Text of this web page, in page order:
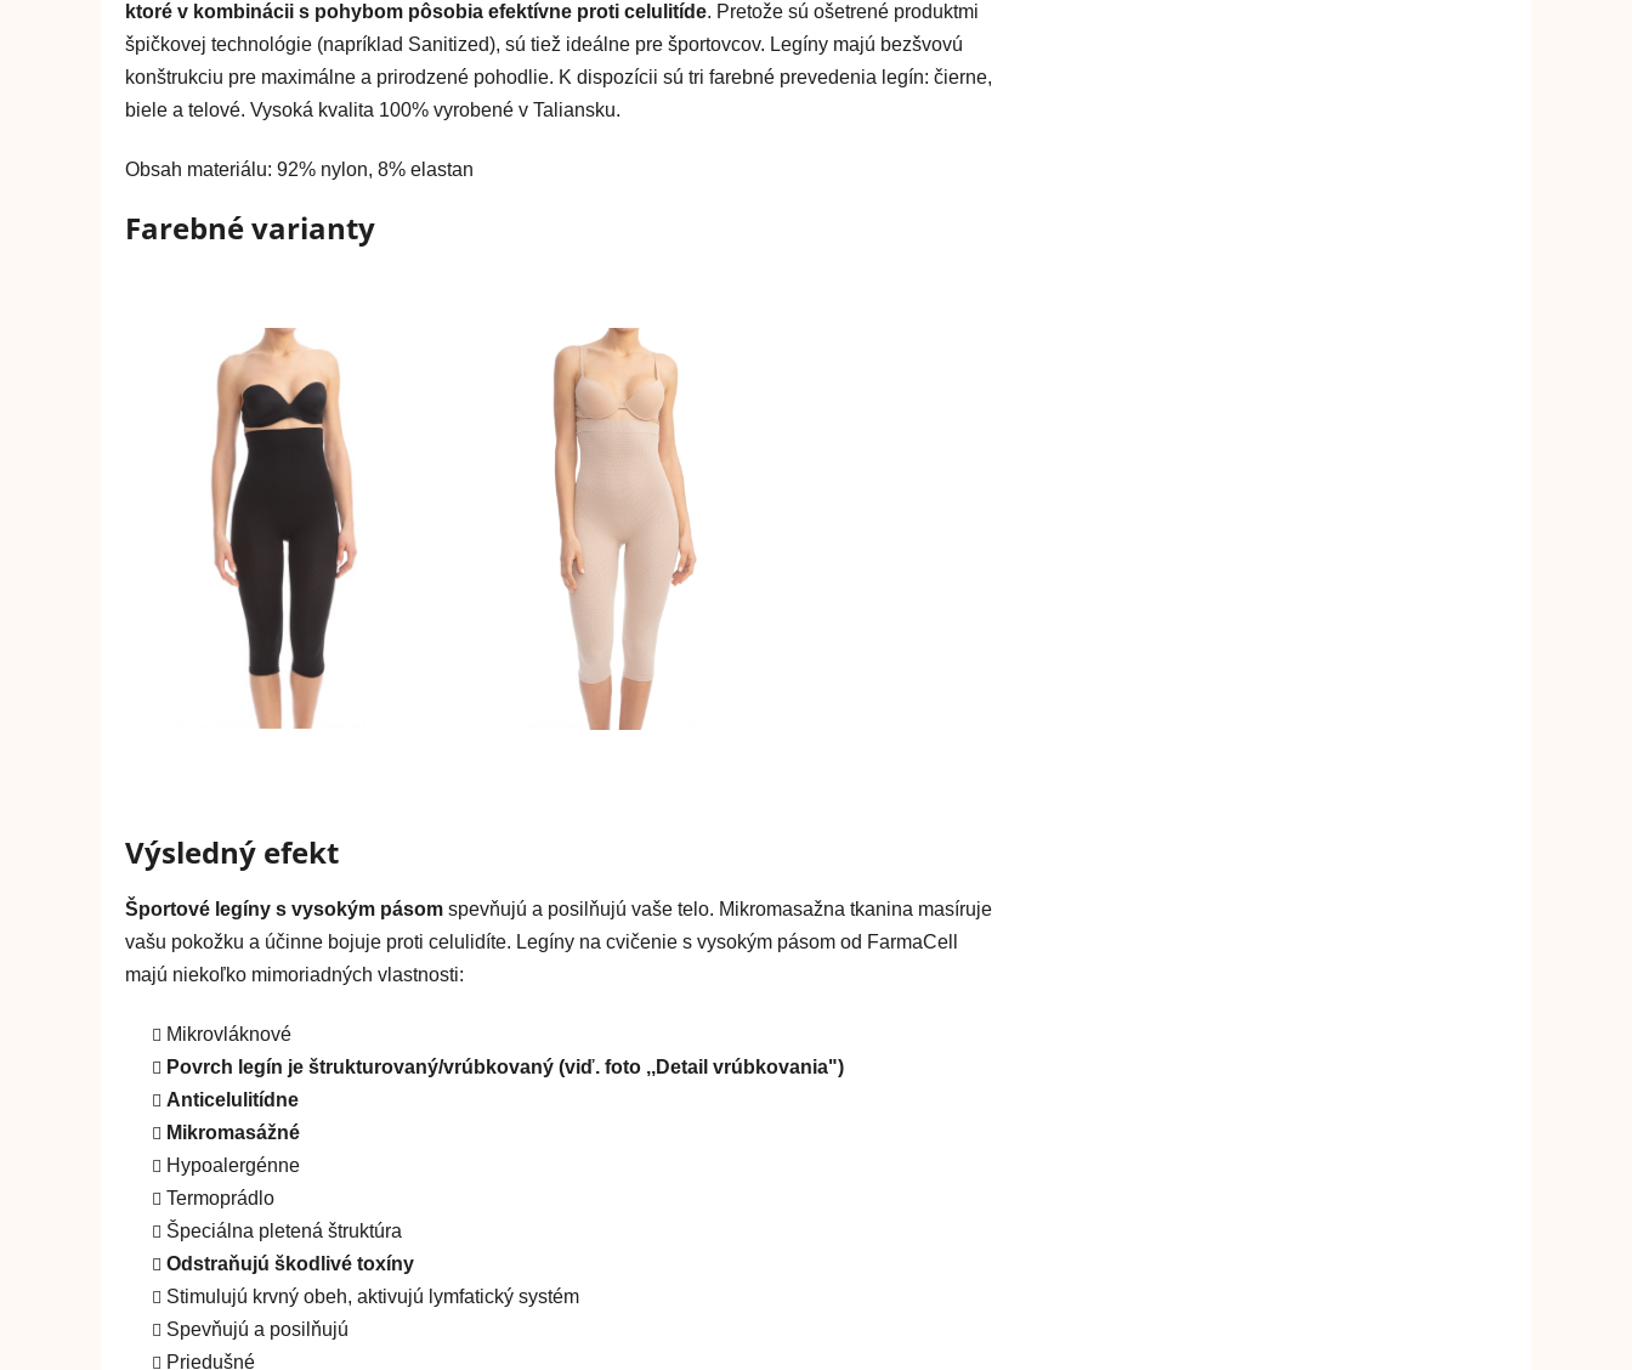
ktoré v kombinácii s pohybom pôsobia efektívne proti celulitíde. Pretože sú ošetrené produktmi
špičkovej technológie (napríklad Sanitized), sú tiež ideálne pre športovcov. Legíny majú bezšvovú
konštrukciu pre maximálne a prirodzené pohodlie. K dispozícii sú tri farebné prevedenia legín: čierne,
biele a telové. Vysoká kvalita 100% vyrobené v Taliansku.
Obsah materiálu: 92% nylon, 8% elastan
Farebné varianty
Výsledný efekt
Športové legíny s vysokým pásom spevňujú a posilňujú vaše telo. Mikromasažna tkanina masíruje
vašu pokožku a účinne bojuje proti celulidíte. Legíny na cvičenie s vysokým pásom od FarmaCell
majú niekoľko mimoriadných vlastnosti:
Mikrovláknové
Povrch legín je štrukturovaný/vrúbkovaný (viď. foto ,,Detail vrúbkovania")
Anticelulitídne
Mikromasážné
Hypoalergénne
Termoprádlo
Špeciálna pletená štruktúra
Odstraňujú škodlivé toxíny
Stimulujú krvný obeh, aktivujú lymfatický systém
Spevňujú a posilňujú
Priedušné